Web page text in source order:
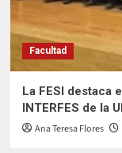
Facultad
La FESI destaca
INTERFES de la
Ana Teresa Flores